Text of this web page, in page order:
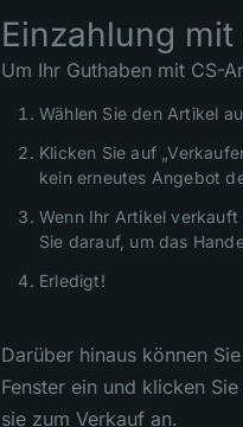
Einzahlung
Um Ihr Guthaben mit CS-
Wählen Sie den Artikel
Klicken Sie auf
kein erneutes Angebot
Wenn Ihr Artikel
Sie darauf, um das
Erledigt!
Darüber hinaus können
Fenster ein und klicken
sie zum Verkauf an.